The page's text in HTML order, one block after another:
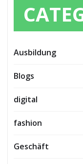
Ausbildung
Blogs
digital
fashion
Geschäft